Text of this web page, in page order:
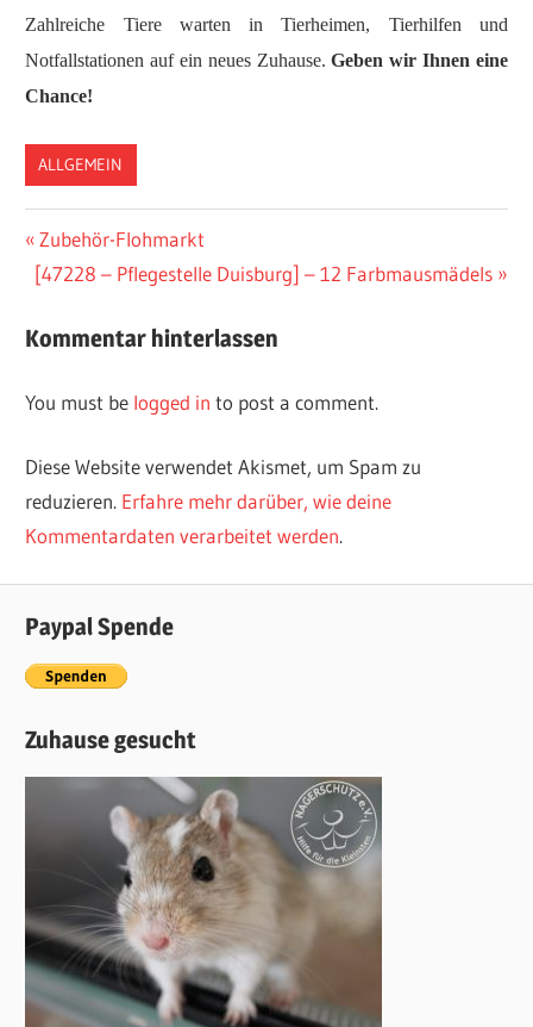
Zahlreiche Tiere warten in Tierheimen, Tierhilfen und
Notfallstationen auf ein neues Zuhause.Geben wir Ihnen eine
Chance!
ALLGEMEIN
Post
Vorheriger
Beitrag:
Zubehör-Flohmarkt
Nächster
[47228 – Pflegestelle Duisburg] – 12 Farbmausmädels
Kommentar hinterlassen
You must be logged in to post a comment.
Diese Website verwendet Akismet, um Spam zu
reduzieren. Erfahre mehr darüber, wie deine
Kommentardaten verarbeitet werden.
Paypal Spende
Zuhause gesucht